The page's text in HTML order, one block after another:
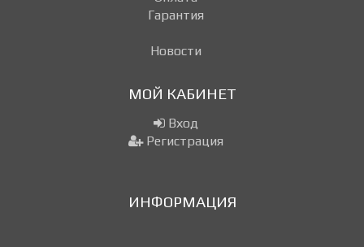
Гарантия
Новости
МОЙ КАБИНЕТ
Вход
Регистрация
ИНФОРМАЦИЯ